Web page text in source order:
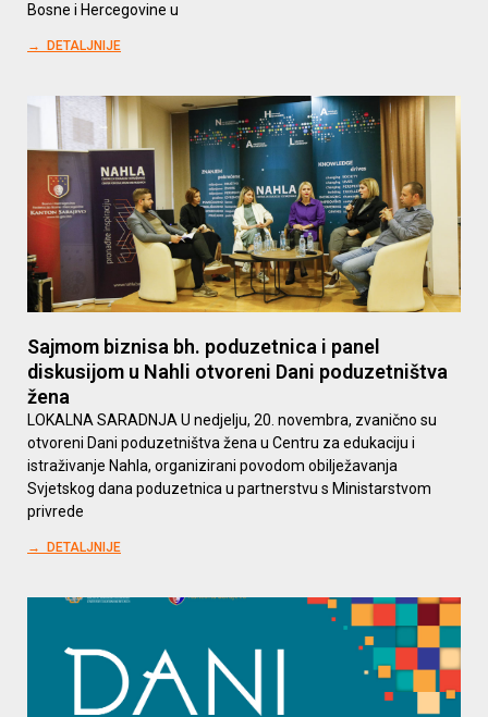
Bosne i Hercegovine u
→ DETALJNIJE
Sajmom biznisa bh. poduzetnica i panel
diskusijom u Nahli otvoreni Dani poduzetništva
žena
LOKALNA SARADNJA U nedjelju, 20. novembra, zvanično su
otvoreni Dani poduzetništva žena u Centru za edukaciju i
istraživanje Nahla, organizirani povodom obilježavanja
Svjetskog dana poduzetnica u partnerstvu s Ministarstvom
privrede
→ DETALJNIJE